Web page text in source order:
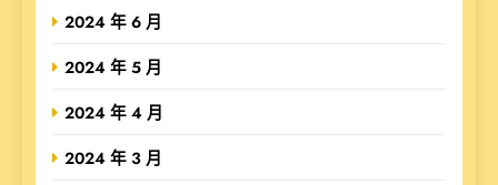
2024 年 6 月
2024 年 5 月
2024 年 4 月
2024 年 3 月